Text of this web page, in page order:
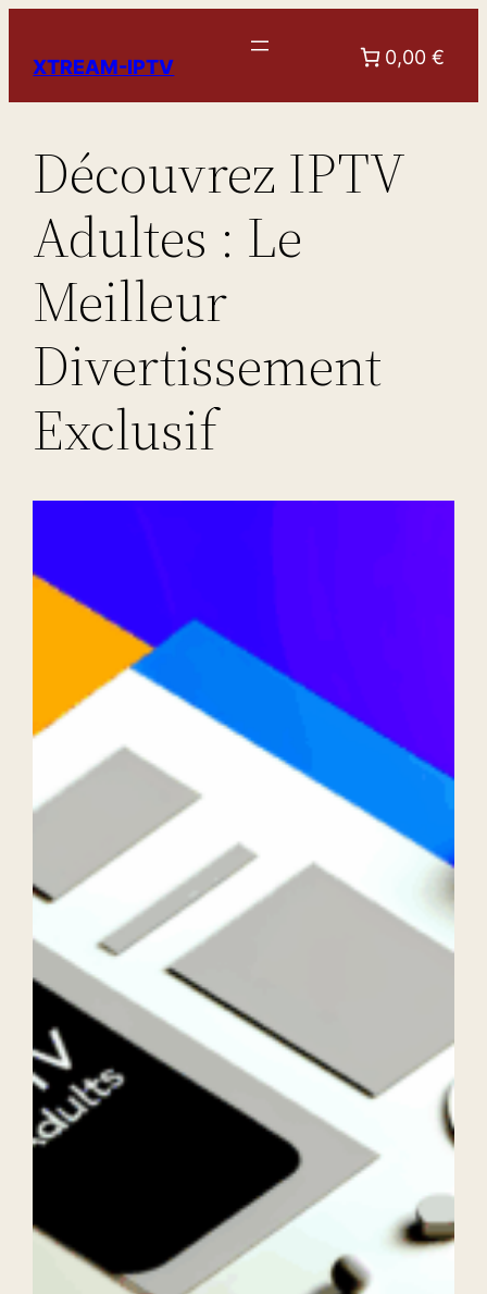
contenu
XTREAM-IPTV 0,00 €
Découvrez IPTV
Adultes : Le
Meilleur
Divertissement
Exclusif